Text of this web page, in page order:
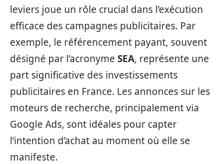
leviers joue un rôle crucial dans l’exécution
efficace des campagnes publicitaires. Par
exemple, le référencement payant, souvent
désigné par l’acronyme SEA, représente une
part significative des investissements
publicitaires en France. Les annonces sur les
moteurs de recherche, principalement via
Google Ads, sont idéales pour capter
l’intention d’achat au moment où elle se
manifeste.